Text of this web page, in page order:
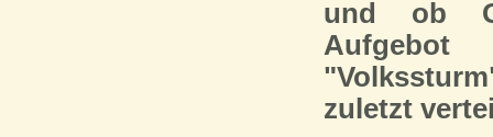
und ob
zuletzt